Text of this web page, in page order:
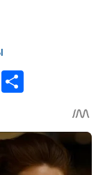
Telegram